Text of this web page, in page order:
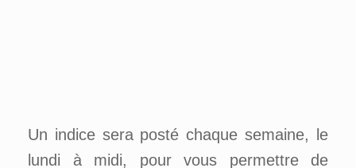
Un indice sera posté chaque semaine, le
lundi à midi, pour vous permettre de